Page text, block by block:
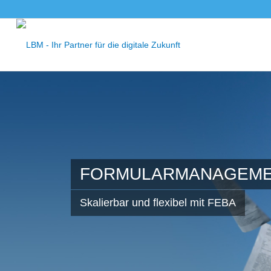
Skalierbar und flexibel mit FEBA